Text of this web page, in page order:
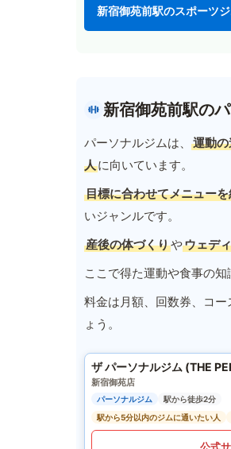
新宿御苑前駅のスポーツ
新宿御苑前駅の
パーソナルジムは、 運動
人に向いています。
目標に合わせてメニュー
いジャンルです。
産後の体づくりやウェデ
ここで得た運動や食事の
料金は月額、回数券、コ
ょう。
ザ パーソナルジム (THE
新宿御苑店
パーソナルジム
駅から徒歩2分
駅から5分以内のジムに通いたい人